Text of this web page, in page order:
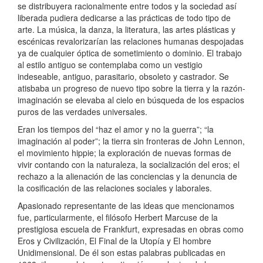
se distribuyera racionalmente entre todos y la sociedad así
liberada pudiera dedicarse a las prácticas de todo tipo de
arte. La música, la danza, la literatura, las artes plásticas y
escénicas revalorizarían las relaciones humanas despojadas
ya de cualquier óptica de sometimiento o dominio. El trabajo
al estilo antiguo se contemplaba como un vestigio
indeseable, antiguo, parasitario, obsoleto y castrador. Se
atisbaba un progreso de nuevo tipo sobre la tierra y la razón-
imaginación se elevaba al cielo en búsqueda de los espacios
puros de las verdades universales.
Eran los tiempos del “haz el amor y no la guerra”; “la
imaginación al poder”; la tierra sin fronteras de John Lennon,
el movimiento hippie; la exploración de nuevas formas de
vivir contando con la naturaleza, la socialización del eros; el
rechazo a la alienación de las conciencias y la denuncia de
la cosificación de las relaciones sociales y laborales.
Apasionado representante de las ideas que mencionamos
fue, particularmente, el filósofo Herbert Marcuse de la
prestigiosa escuela de Frankfurt, expresadas en obras como
Eros y Civilización, El Final de la Utopía y El hombre
Unidimensional. De él son estas palabras publicadas en